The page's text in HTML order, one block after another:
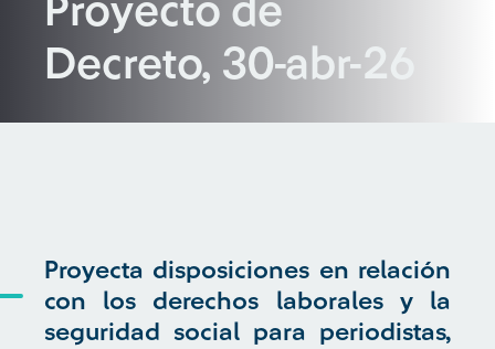
Proyecto de
Decreto, 30-abr-26
Proyecta disposiciones en relación
con los derechos laborales y la
seguridad social para periodistas,